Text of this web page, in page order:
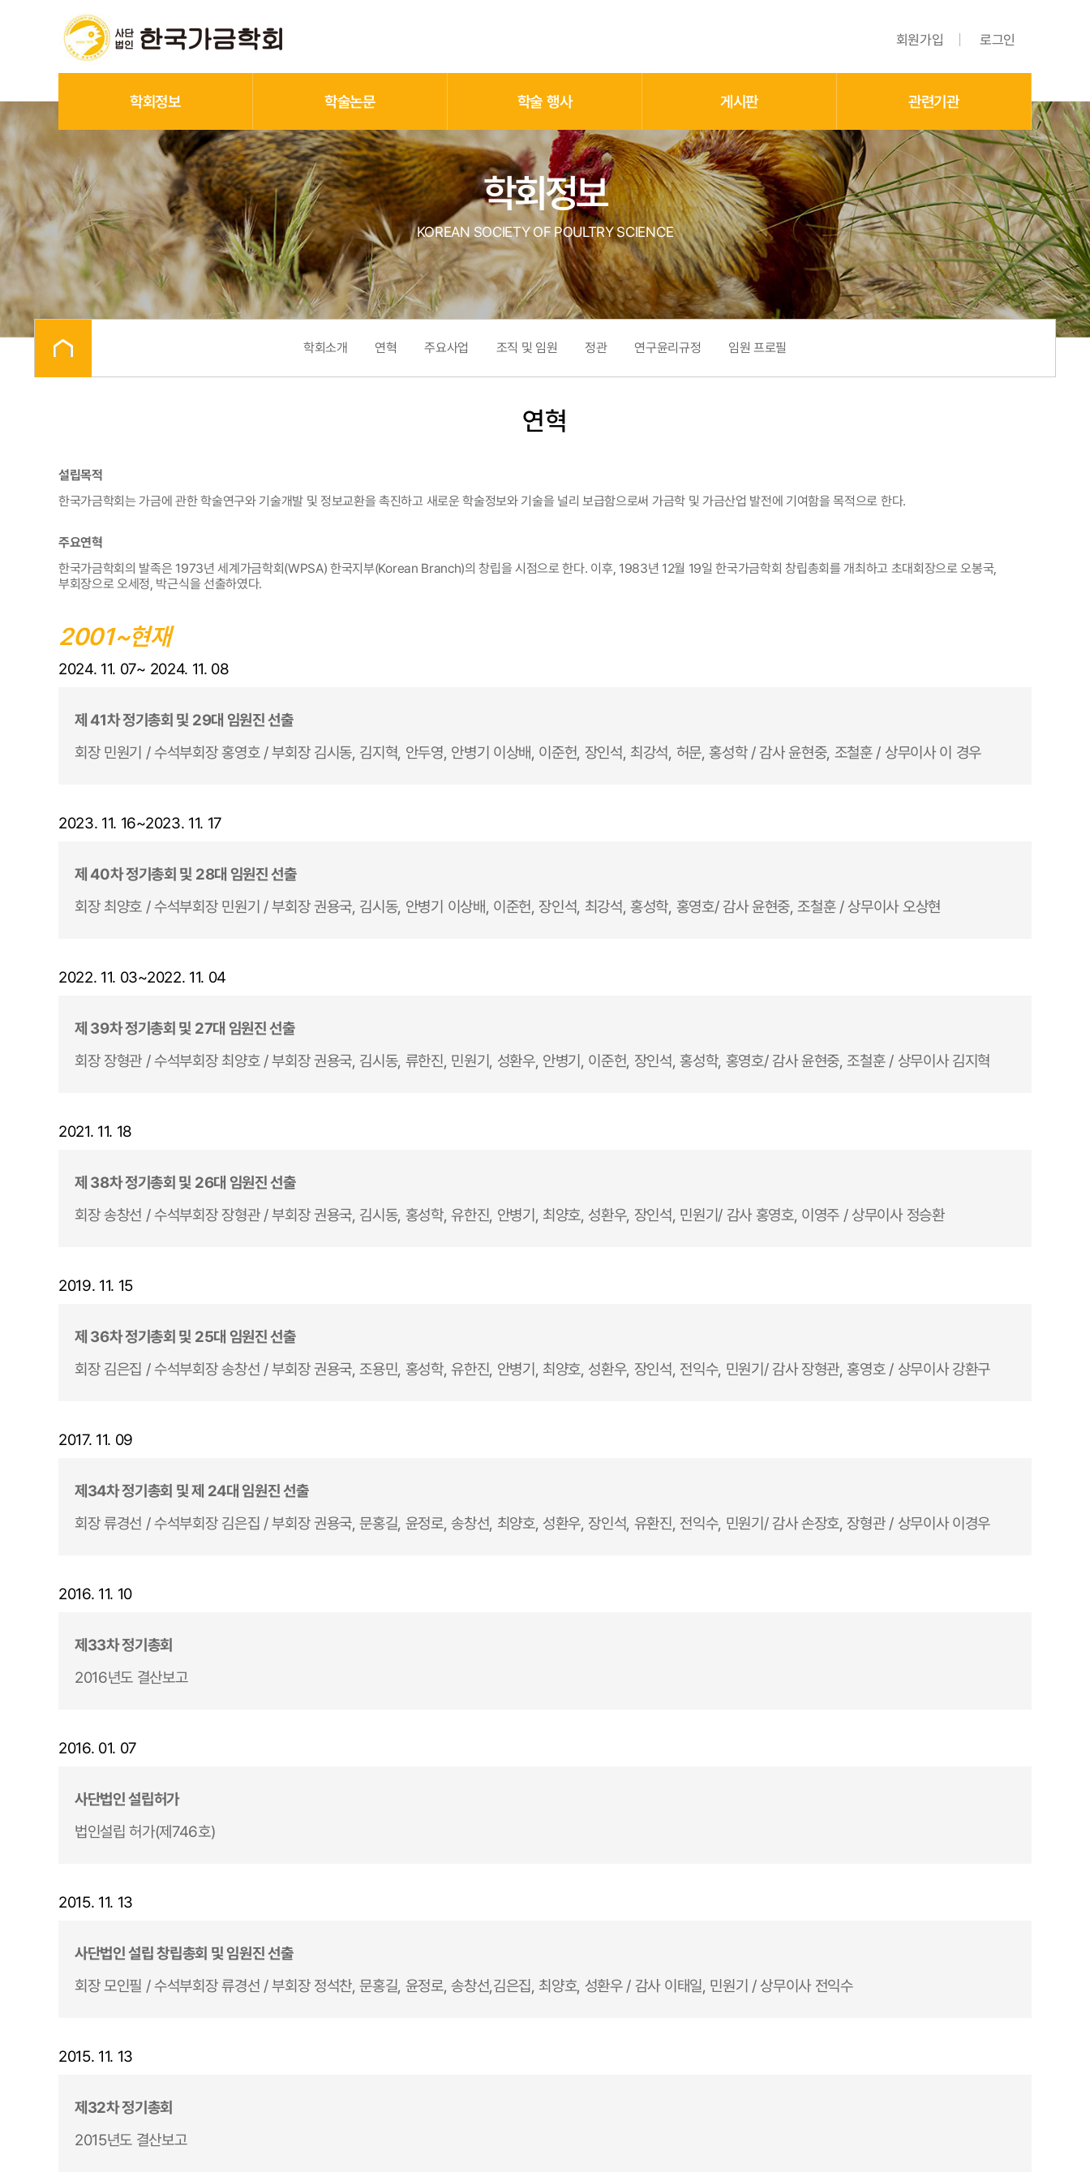
회원가입 로그인
학회정보 학술논문 학술 행사 게시판 관련기관
학회정보
KOREAN SOCIETY OF POULTRY SCIENCE
학회소개 연혁 주요사업 조직 및 임원 정관 연구윤리규정 임원 프로필
연혁
설립목적
한국가금학회는 가금에 관한 학술연구와 기술개발 및 정보교환을 촉진하고 새로운 학술정보와 기술을 널리 보급함으로써 가금학 및 가금산업 발전에 기여함을 목적으로 한다.
주요연혁
한국가금학회의 발족은 1973년 세계가금학회(WPSA) 한국지부(Korean Branch)의 창립을 시점으로 한다. 이후, 1983년 12월 19일 한국가금학회 창립총회를 개최하고 초대회장으로 오봉국,
부회장으로 오세정, 박근식을 선출하였다.
2001~현재
2024. 11. 07~ 2024. 11. 08
제 41차 정기총회 및 29대 임원진 선출
회장 민원기 / 수석부회장 홍영호 / 부회장 김시동, 김지혁, 안두영, 안병기 이상배, 이준헌, 장인석, 최강석, 허문, 홍성학 / 감사 윤현중, 조철훈 / 상무이사 이 경우
2023. 11. 16~2023. 11. 17
제 40차 정기총회 및 28대 임원진 선출
회장 최양호 / 수석부회장 민원기 / 부회장 권용국, 김시동, 안병기 이상배, 이준헌, 장인석, 최강석, 홍성학, 홍영호/ 감사 윤현중, 조철훈 / 상무이사 오상현
2022. 11. 03~2022. 11. 04
제 39차 정기총회 및 27대 임원진 선출
회장 장형관 / 수석부회장 최양호 / 부회장 권용국, 김시동, 류한진, 민원기, 성환우, 안병기, 이준헌, 장인석, 홍성학, 홍영호/ 감사 윤현중, 조철훈 / 상무이사 김지혁
2021. 11. 18
제 38차 정기총회 및 26대 임원진 선출
회장 송창선 / 수석부회장 장형관 / 부회장 권용국, 김시동, 홍성학, 유한진, 안병기, 최양호, 성환우, 장인석, 민원기/ 감사 홍영호, 이영주 / 상무이사 정승환
2019. 11. 15
제 36차 정기총회 및 25대 임원진 선출
회장 김은집 / 수석부회장 송창선 / 부회장 권용국, 조용민, 홍성학, 유한진, 안병기, 최양호, 성환우, 장인석, 전익수, 민원기/ 감사 장형관, 홍영호 / 상무이사 강환구
2017. 11. 09
제34차 정기총회 및 제 24대 임원진 선출
회장 류경선 / 수석부회장 김은집 / 부회장 권용국, 문홍길, 윤정로, 송창선, 최양호, 성환우, 장인석, 유환진, 전익수, 민원기/ 감사 손장호, 장형관 / 상무이사 이경우
2016. 11. 10
제33차 정기총회
2016년도 결산보고
2016. 01. 07
사단법인 설립허가
법인설립 허가(제746호)
2015. 11. 13
사단법인 설립 창립총회 및 임원진 선출
회장 모인필 / 수석부회장 류경선 / 부회장 정석찬, 문홍길, 윤정로, 송창선,김은집, 최양호, 성환우 / 감사 이태일, 민원기 / 상무이사 전익수
2015. 11. 13
제32차 정기총회
2015년도 결산보고